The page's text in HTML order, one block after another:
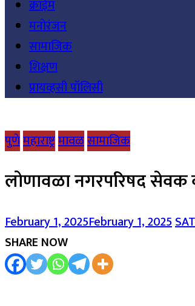
क्राईम
मनोरंजन
सामाजिक
शिक्षण
प्रायव्हसी पॉलिसी
पुणेमहाराष्ट्रमावळसामाजिक
लोणावळा नगरपरिषद सेवक
February 1, 2025February 1, 2025
SHARE NOW